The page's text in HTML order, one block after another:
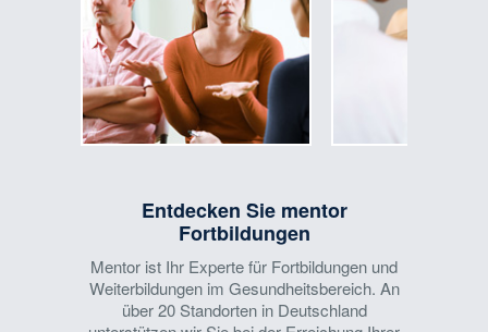
Entdecken Sie mentor
Fortbildungen
Mentor ist Ihr Experte für Fortbildungen und
Weiterbildungen im Gesundheitsbereich. An
über 20 Standorten in Deutschland